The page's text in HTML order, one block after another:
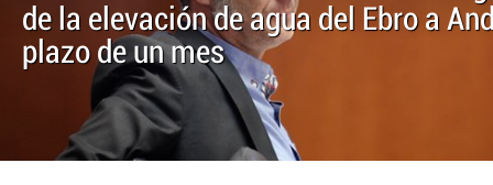
de la elevación de agua del Ebro a
plazo de un mes